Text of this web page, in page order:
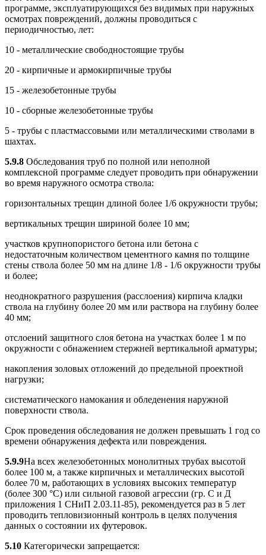
программе, эксплуатирующихся без видимых при наружных
осмотрах повреждений, должны проводиться с
периодичностью, лет:
10 - металлические свободностоящие трубы
20 - кирпичные и армокирпичные трубы
15 - железобетонные трубы
10 - сборные железобетонные трубы
5 - трубы с пластмассовыми или металлическими стволами в
шахтах.
5.9.8 Обследования труб по полной или неполной
комплексной программе следует проводить при обнаружении
во время наружного осмотра ствола:
горизонтальных трещин длиной более 1/6 окружности трубы;
вертикальных трещин шириной более 10 мм;
участков крупнопористого бетона или бетона с
недостаточным количеством цементного камня по толщине
стены ствола более 50 мм на длине 1/8 - 1/6 окружности трубы
и более;
неоднократного разрушения (расслоения) кирпича кладки
ствола на глубину более 20 мм или раствора на глубину более
40 мм;
отслоений защитного слоя бетона на участках более 1 м по
окружности с обнажением стержней вертикальной арматуры;
накопления золовых отложений до предельной проектной
нагрузки;
систематического намокания и обледенения наружной
поверхности ствола.
Срок проведения обследования не должен превышать 1 год со
времени обнаружения дефекта или повреждения.
5.9.9На всех железобетонных монолитных трубах высотой
более 100 м, а также кирпичных и металлических высотой
более 70 м, работающих в условиях высоких температур
(более 300 °С) или сильной газовой агрессии (гр. С и Д
приложения 1 СНиП 2.03.11-85), рекомендуется раз в 5 лет
проводить тепловизионный контроль в целях получения
данных о состоянии их футеровок.
5.10 Категорически запрещается: